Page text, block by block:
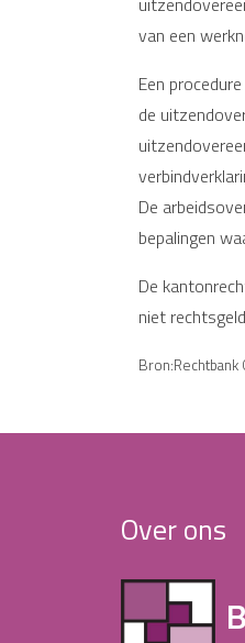
van een
Een
de
De
bepalingen
De
niet
Bron:Rechtbank
Over ons